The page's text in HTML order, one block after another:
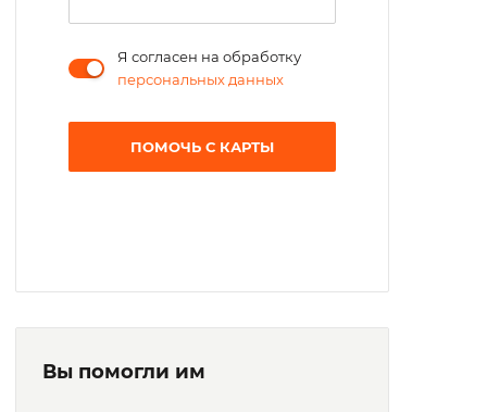
Я согласен на обработку
персональных данных
ПОМОЧЬ С КАРТЫ
Вы помогли им